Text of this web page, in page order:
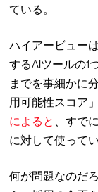
ている。
ハイアービュー
するAIツールの1
までを事細かに
用可能性スコア
によると
、すで
に対して使って
何が問題なのだ